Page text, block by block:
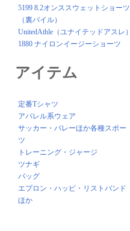
5199 8.2オンススウェットショーツ
（裏パイル）
UnitedAthle（ユナイテッドアスレ）
1880 ナイロンイージーショーツ
アイテム
定番Tシャツ
アパレル系ウェア
サッカー・バレーほか各種スポー
ツ
トレーニング・ジャージ
ツナギ
バッグ
エプロン・ハッピ・リストバンド
ほか